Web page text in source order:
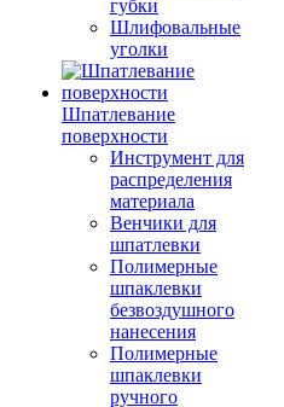
губки
Шлифовальные
уголки
Шпатлевание
поверхности
Инструмент для
распределения
материала
Венчики для
шпатлевки
Полимерные
шпаклевки
безвоздушного
нанесения
Полимерные
шпаклевки
ручного